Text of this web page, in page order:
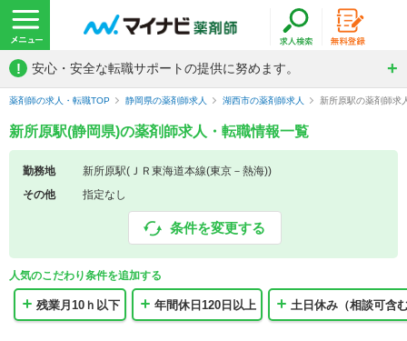
! 安心・安全な転職サポートの提供に努めます。
薬剤師の求人・転職TOP 静岡県の薬剤師求人 湖西市の薬剤師求人 新所原駅の薬剤師求
新所原駅(静岡県)の薬剤師求人・転職情報一覧
勤務地
新所原駅(ＪＲ東海道本線(東京－熱海))
その他
指定なし
条件を変更する
人気のこだわり条件を追加する
残業月10ｈ以下 年間休日120日以上 土日休み（相談可含